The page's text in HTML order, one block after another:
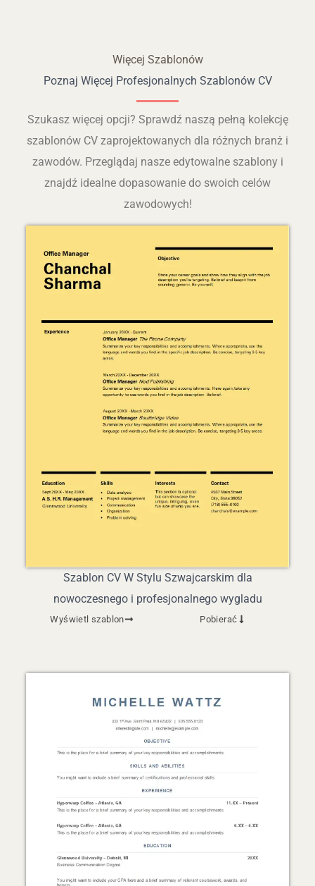
Więcej Szablonów
Poznaj Więcej Profesjonalnych Szablonów CV
Szukasz więcej opcji? Sprawdź naszą pełną kolekcję
szablonów CV zaprojektowanych dla różnych branż i
zawodów. Przeglądaj nasze edytowalne szablony i
znajdź idealne dopasowanie do swoich celów
zawodowych!
Szablon CV W Stylu Szwajcarskim dla
nowoczesnego i profesjonalnego wygladu
Wyświetl szablon Pobierać